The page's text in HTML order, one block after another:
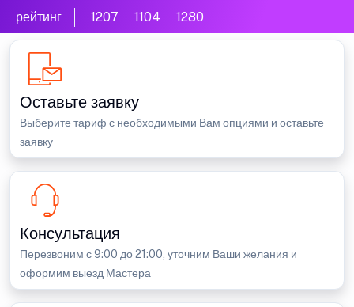
рейтинг 1207 1104 1280
Оставьте заявку
Выберите тариф с необходимыми Вам опциями и оставьте
заявку
Консультация
Перезвоним с 9:00 до 21:00, уточним Ваши желания и
оформим выезд Мастера